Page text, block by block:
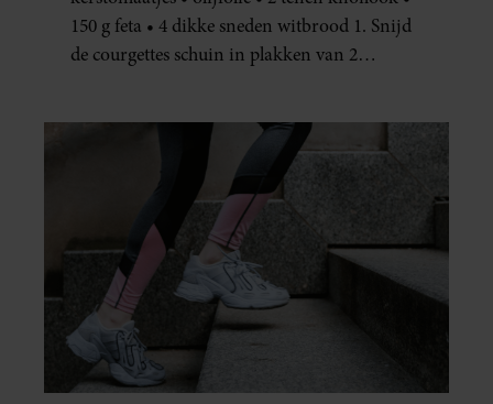
150 g feta • 4 dikke sneden witbrood 1. Snijd
de courgettes schuin in plakken van 2